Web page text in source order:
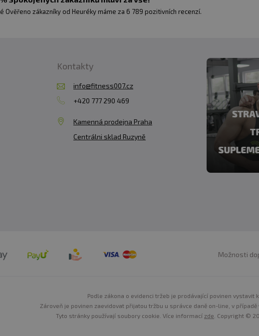
Ověřeno zákazníky od Heuréky máme za 6 789 pozitivních recenzí.
Kontakty
info@fitness007.cz
+420 777 290 469
Kamenná prodejna Praha
Centrálni sklad Ruzyně
Možnosti
Podle zákona o evidenci tržeb je prodávající povinen vystavit
Zároveň je povinen zaevidovat přijatou tržbu u správce daně on-line, v případě
Tyto stránky používají soubory cookie. Více informací zde . Copyright ©